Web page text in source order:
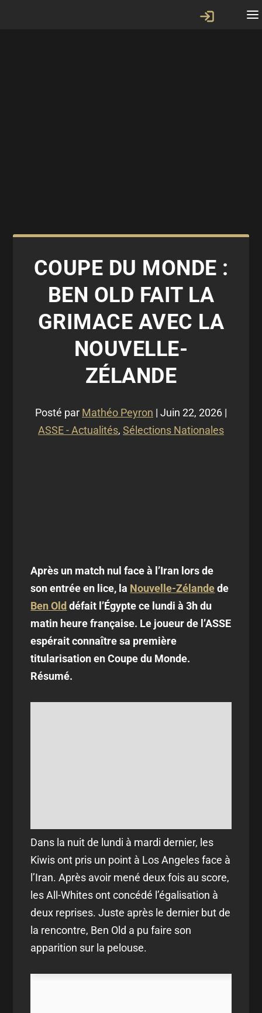
COUPE DU MONDE :
BEN OLD FAIT LA
GRIMACE AVEC LA
NOUVELLE-
ZÉLANDE
Posté par Mathéo Peyron | Juin 22, 2026 |
ASSE - Actualités, Sélections Nationales
Après un match nul face à l’Iran lors de
son entrée en lice, la Nouvelle-Zélandede
Ben Old défait l’Égypte ce lundi à 3h du
matin heure française. Le joueur de l’ASSE
espérait connaître sa première
titularisation en Coupe du Monde.
Résumé.
Dans la nuit de lundi à mardi dernier, les
Kiwis ont pris un point à Los Angeles face à
l’Iran. Après avoir mené deux fois au score,
les All-Whites ont concédé l’égalisation à
deux reprises. Juste après le dernier but de
la rencontre, Ben Old a pu faire son
apparition sur la pelouse.